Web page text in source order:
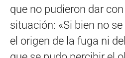
que no pudieron dar
situación: «Si bien no
el origen de la fuga ni